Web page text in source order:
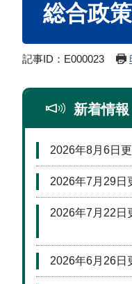
総合政
記事ID：E000023
新着情報
2026年8月6日
2026年7月29日
2026年7月22日
2026年6月26日